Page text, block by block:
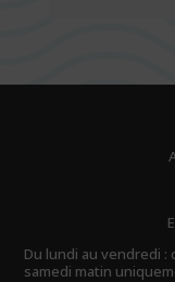
Du lundi au vendredi :
samedi matin